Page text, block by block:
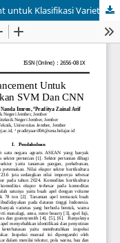
Optimalisasi Teknik Image Enhancement untuk Klasifikasi Varietas Apel Menggunakan SVM dan CNN